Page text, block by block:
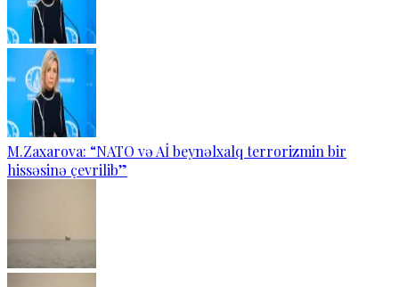
M.Zaxarova: “NATO və Aİ beynəlxalq terrorizmin bir
hissəsinə çevrilib”